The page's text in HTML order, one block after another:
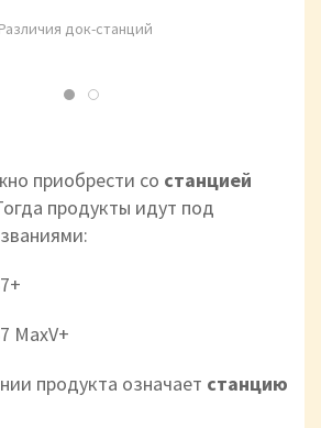
Различия док-станций
приобрести со станцией
продукты идут под
MaxV+
продукта означает станцию